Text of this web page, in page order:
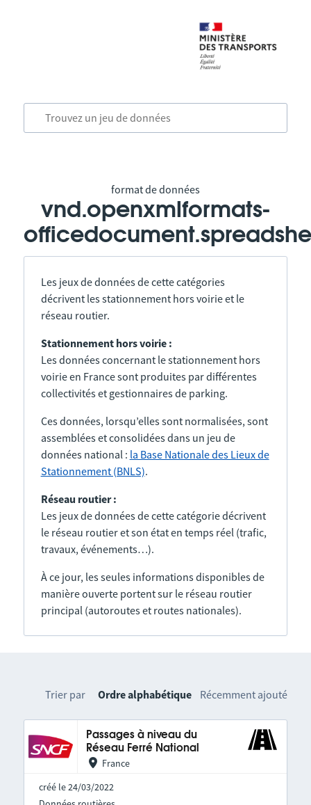
format de données
vnd.openxmlformats-
Les jeux de données de cette catégories
décrivent les stationnement hors voirie et le
réseau routier.
Stationnement hors voirie :
Les données concernant le stationnement hors
voirie en France sont produites par différentes
collectivités et gestionnaires de parking.
Ces données, lorsqu’elles sont normalisées, sont
assemblées et consolidées dans un jeu de
données national : la Base Nationale des Lieux de
Stationnement (BNLS).
Réseau routier :
Les jeux de données de cette catégorie décrivent
le réseau routier et son état en temps réel (trafic,
travaux, événements…).
À ce jour, les seules informations disponibles de
manière ouverte portent sur le réseau routier
principal (autoroutes et routes nationales).
Trier par Ordre alphabétique Récemment ajouté
Passages à niveau du
Réseau Ferré National
France
créé le 24/03/2022